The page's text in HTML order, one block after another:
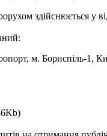
здійснюється у
м. Бориспіль-1,